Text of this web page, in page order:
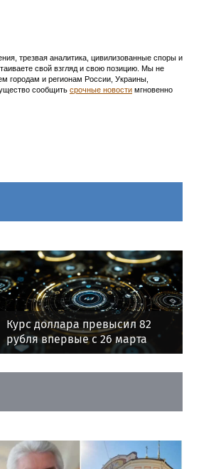
трезвая аналитика, цивилизованные споры и
свой взгляд и свою позицию. Мы не
городам и регионам России, Украины,
сообщить срочные новости мгновенно
Курс доллара превысил 82
рубля впервые с 26 марта